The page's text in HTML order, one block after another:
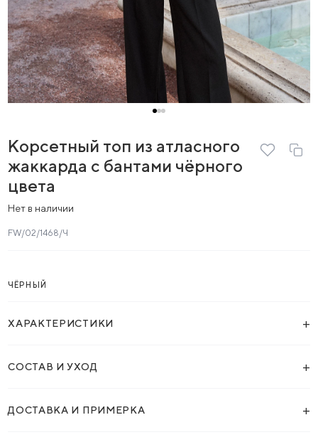
Корсетный топ из атласного
жаккарда с бантами чёрного
цвета
Нет в наличии
FW/02/1468/Ч
ЧЁРНЫЙ
ХАРАКТЕРИСТИКИ +
СОСТАВ И УХОД +
ДОСТАВКА И ПРИМЕРКА +